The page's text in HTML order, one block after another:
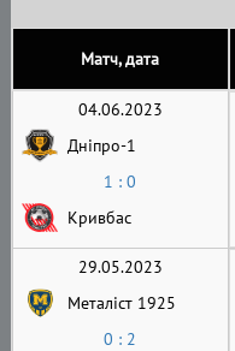
Матч, дата
04.06.2023
Дніпро-1
1 : 0
Кривбас
29.05.2023
Металіст 1925
0 : 2